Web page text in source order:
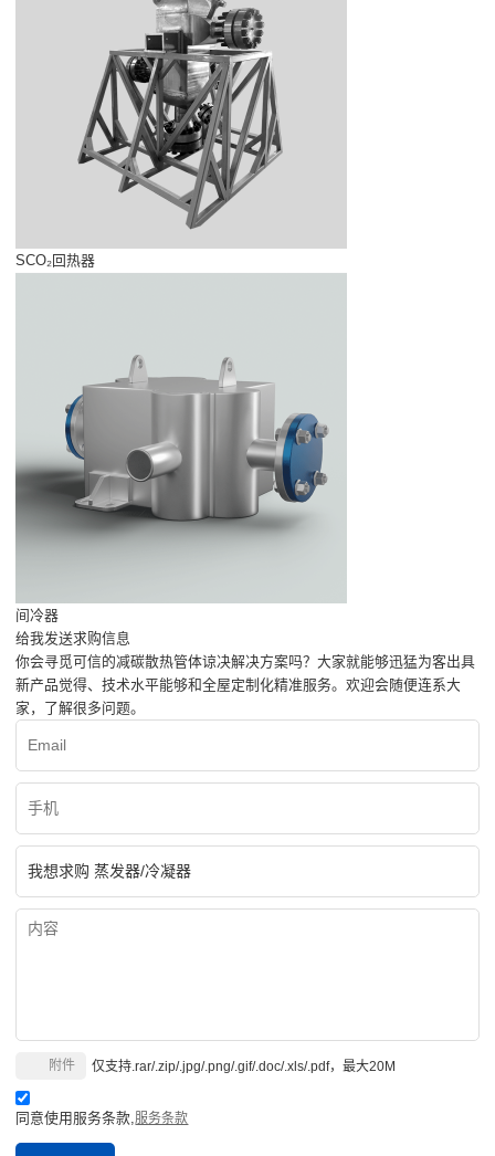
SCO₂回热器
间冷器
给我发送求购信息
你会寻觅可信的减碳散热管体谅决解决方案吗？大家就能够迅猛为客出具
新产品觉得、技术水平能够和全屋定制化精准服务。欢迎会随便连系大
家，了解很多问题。
仅支持.rar/.zip/.jpg/.png/.gif/.doc/.xls/.pdf，最大20M
附件
同意使用服务条款,服务条款